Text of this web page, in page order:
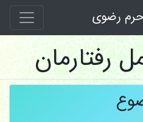
رضوی
رفتارمان